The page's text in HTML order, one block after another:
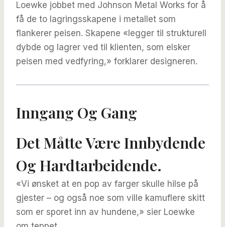
Loewke jobbet med Johnson Metal Works for å
få de to lagringsskapene i metallet som
flankerer peisen. Skapene «legger til strukturell
dybde og lagrer ved til klienten, som elsker
peisen med vedfyring,» forklarer designeren.
Inngang Og Gang
Det Måtte Være Innbydende
Og Hardtarbeidende.
«Vi ønsket at en pop av farger skulle hilse på
gjester – og også noe som ville kamuflere skitt
som er sporet inn av hundene,» sier Loewke